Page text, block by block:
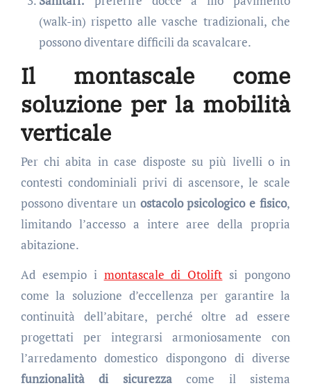
(walk-in) rispetto alle vasche tradizionali, che
possono diventare difficili da scavalcare.
Il montascale come
soluzione per la mobilità
verticale
Per chi abita in case disposte su più livelli o in
contesti condominiali privi di ascensore, le scale
possono diventare un ostacolo psicologico e fisico,
limitando l’accesso a intere aree della propria
abitazione.
Ad esempio i montascale di Otolift si pongono
come la soluzione d’eccellenza per garantire la
continuità dell’abitare, perché oltre ad essere
progettati per integrarsi armoniosamente con
l’arredamento domestico dispongono di diverse
funzionalità di sicurezzacome il sistema